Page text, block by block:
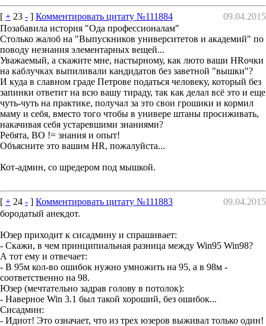
[ + 23 - ] Комментировать цитату №111884
09.04.2015
Позабавила история "Ода профессионалам"
Столько жалоб на "Выпускников университетов и академий" по
поводу незнания элементарных вещей...
Уважаемый, а скажите мне, настырному, как люто ваши HRочки
на каблучках выпиливали кандидатов без заветной "вышки"?
И куда в славном граде Петрове податься человеку, который без
запинки ответит на всю вашу тираду, так как делал всё это и еще
чуть-чуть на практике, получал за это свои грошики и кормил
маму и себя, вместо того чтобы в универе штаны просиживать,
накачивая себя устаревшими знаниями?
Ребята, ВО != знания и опыт!
Объясните это вашим HR, пожалуйста...
Кот-админ, со шредером под мышкой.
[ + 24 - ] Комментировать цитату №111883
09.04.2015
бородатый анекдот.
Юзер приходит к сисадмину и спрашивает:
- Скажи, в чем принципиальная разница между Win95 Win98?
А тот ему и отвечает:
- В 95м кол-во ошибок нужно умножить на 95, а в 98м -
соответственно на 98.
Юзер (мечтательно задрав голову в потолок):
- Наверное Win 3.1 был такой хороший, без ошибок...
Сисадмин:
- Идиот! Это означает, что из трех юзеров выживал только один!